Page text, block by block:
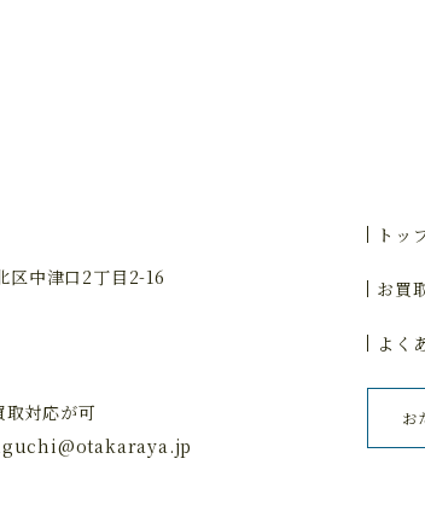
中津口2丁目2-16
対応が可
トッ
お買
よく
お